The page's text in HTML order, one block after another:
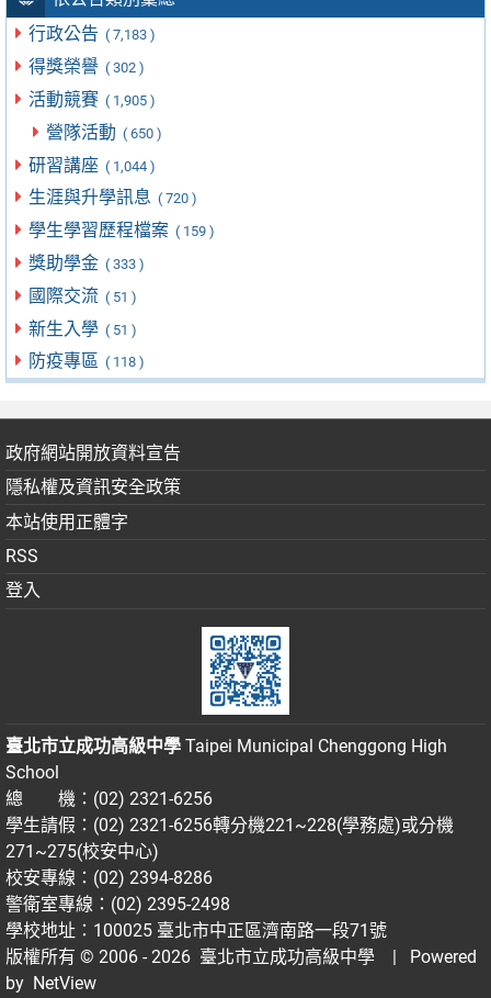
行政公告 ( 7,183 )
得獎榮譽 ( 302 )
活動競賽 ( 1,905 )
營隊活動 ( 650 )
研習講座 ( 1,044 )
生涯與升學訊息 ( 720 )
學生學習歷程檔案 ( 159 )
獎助學金 ( 333 )
國際交流 ( 51 )
新生入學 ( 51 )
防疫專區 ( 118 )
政府網站開放資料宣告
隱私權及資訊安全政策
本站使用正體字
RSS
登入
臺北市立成功高級中學 Taipei Municipal Chenggong High
School
總 機：(02) 2321-6256
學生請假：(02) 2321-6256轉分機221~228(學務處)或分機
271~275(校安中心)
校安專線：(02) 2394-8286
警衛室專線：(02) 2395-2498
學校地址：100025 臺北市中正區濟南路一段71號
版權所有 © 2006 - 2026 臺北市立成功高級中學
| Powered
by NetView